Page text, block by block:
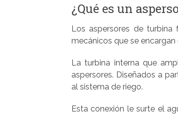
¿Qué es un
Los aspersores de
mecánicos que se encargan
La turbina interna que
aspersores. Diseñados a
al sistema de riego.
Esta conexión le surte el